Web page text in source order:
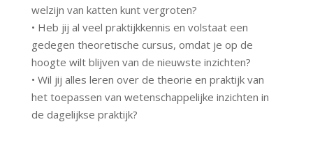
welzijn van katten kunt vergroten?
• Heb jij al veel praktijkkennis en volstaat een
gedegen theoretische cursus, omdat je op de
hoogte wilt blijven van de nieuwste inzichten?
• Wil jij alles leren over de theorie en praktijk van
het toepassen van wetenschappelijke inzichten in
de dagelijkse praktijk?